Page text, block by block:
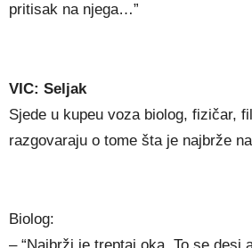
pritisak na njega…”
VIC: Seljak
Sjede u kupeu voza biolog, fizičar,
razgovaraju o tome šta je najbrže
Biolog: